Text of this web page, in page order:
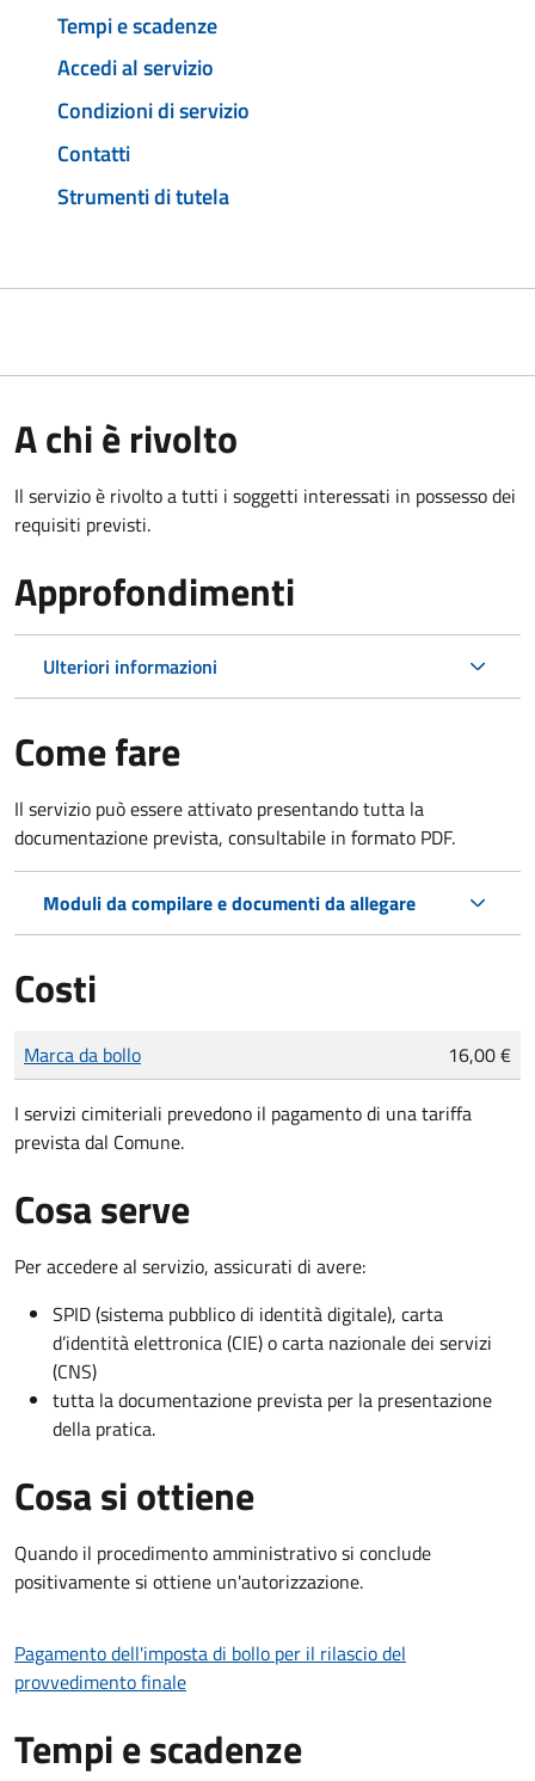
Tempi e scadenze
Accedi al servizio
Condizioni di servizio
Contatti
Strumenti di tutela
A chi è rivolto
Il servizio è rivolto a tutti i soggetti interessati in possesso dei
requisiti previsti.
Approfondimenti
Ulteriori informazioni
Come fare
Il servizio può essere attivato presentando tutta la
documentazione prevista, consultabile in formato PDF.
Moduli da compilare e documenti da allegare
Costi
Tipo di pagamento
Importo
Marca da bollo 16,00 €
I servizi cimiteriali prevedono il pagamento di una tariffa
prevista dal Comune.
Cosa serve
Per accedere al servizio, assicurati di avere:
SPID (sistema pubblico di identità digitale), carta
d’identità elettronica (CIE) o carta nazionale dei servizi
(CNS)
tutta la documentazione prevista per la presentazione
della pratica.
Cosa si ottiene
Quando il procedimento amministrativo si conclude
positivamente si ottiene un'autorizzazione.
Pagamento dell'imposta di bollo per il rilascio del
provvedimento finale
Tempi e scadenze